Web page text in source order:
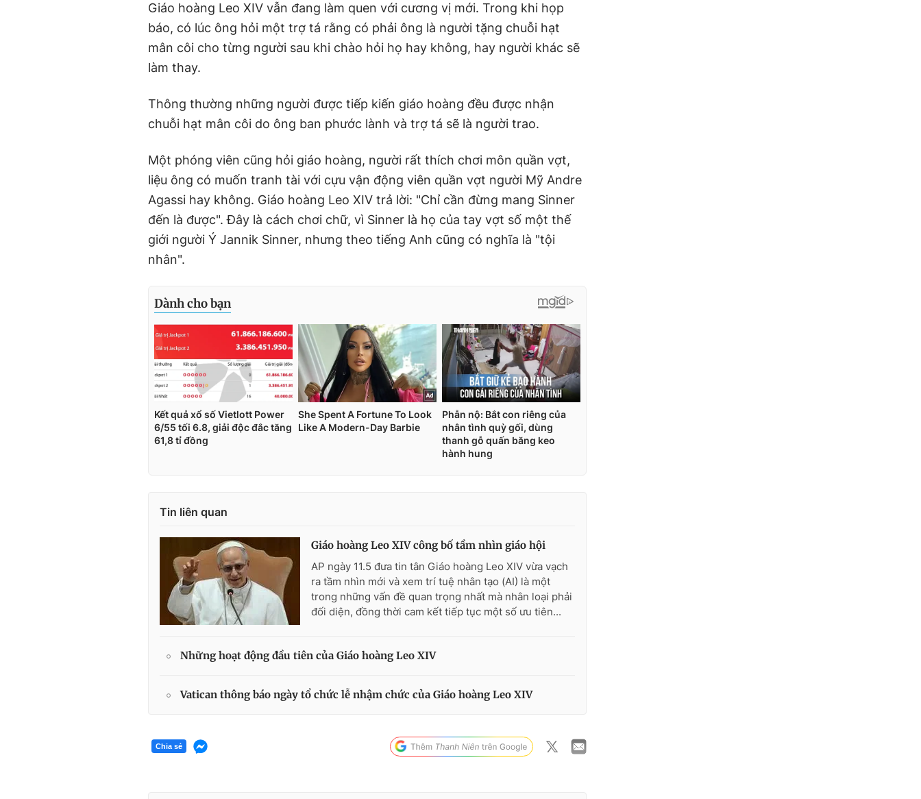
Giáo hoàng Leo XIV vẫn đang làm quen với cương vị mới. Trong khi họp
báo, có lúc ông hỏi một trợ tá rằng có phải ông là người tặng chuỗi hạt
mân côi cho từng người sau khi chào hỏi họ hay không, hay người khác sẽ
làm thay.
Thông thường những người được tiếp kiến giáo hoàng đều được nhận
chuỗi hạt mân côi do ông ban phước lành và trợ tá sẽ là người trao.
Một phóng viên cũng hỏi giáo hoàng, người rất thích chơi môn quần vợt,
liệu ông có muốn tranh tài với cựu vận động viên quần vợt người Mỹ Andre
Agassi hay không. Giáo hoàng Leo XIV trả lời: "Chỉ cần đừng mang Sinner
đến là được". Đây là cách chơi chữ, vì Sinner là họ của tay vợt số một thế
giới người Ý Jannik Sinner, nhưng theo tiếng Anh cũng có nghĩa là "tội
nhân".
Tin liên quan
Giáo hoàng Leo XIV công bố tầm nhìn giáo hội
AP ngày 11.5 đưa tin tân Giáo hoàng Leo XIV vừa vạch
ra tầm nhìn mới và xem trí tuệ nhân tạo (AI) là một
trong những vấn đề quan trọng nhất mà nhân loại phải
đối diện, đồng thời cam kết tiếp tục một số ưu tiên...
Những hoạt động đầu tiên của Giáo hoàng Leo XIV
Vatican thông báo ngày tổ chức lễ nhậm chức của Giáo hoàng Leo XIV
Chia sẻ